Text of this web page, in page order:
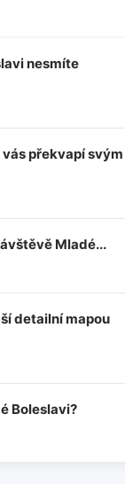
nesmíte
překvapí svým
Mladé...
detailní mapou
Boleslavi?